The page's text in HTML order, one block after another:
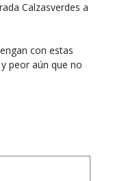
Calzasverdes a
con estas
peor aún que no